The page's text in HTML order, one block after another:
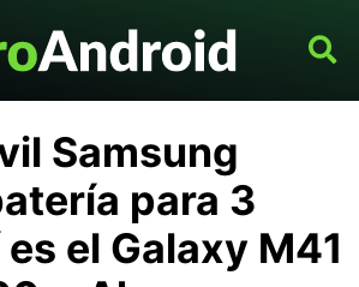
Samsung
para 3
el Galaxy M41